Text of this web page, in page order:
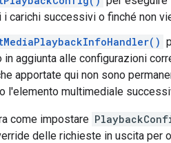
i carichi successivi o finché non
in aggiunta alle configurazioni
apportate qui non sono
l'elemento multimediale
come impostare
delle richieste in uscita